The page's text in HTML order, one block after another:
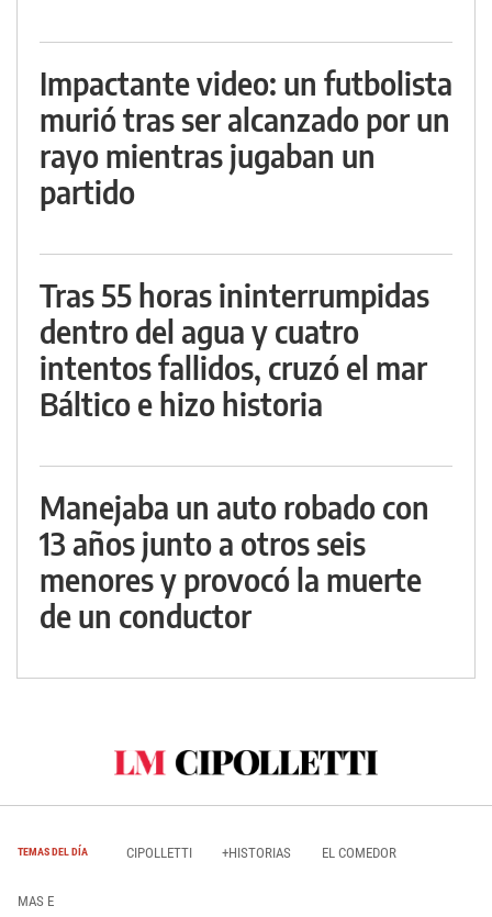
Impactante video: un futbolista
murió tras ser alcanzado por un
rayo mientras jugaban un
partido
Tras 55 horas ininterrumpidas
dentro del agua y cuatro
intentos fallidos, cruzó el mar
Báltico e hizo historia
Manejaba un auto robado con
13 años junto a otros seis
menores y provocó la muerte
de un conductor
TEMAS DEL DÍA CIPOLLETTI +HISTORIAS EL COMEDOR
MAS E